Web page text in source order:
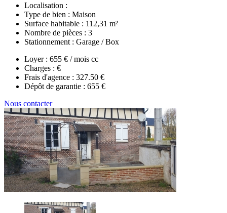
Localisation :
Type de bien : Maison
Surface habitable : 112,31 m²
Nombre de pièces : 3
Stationnement : Garage / Box
Loyer : 655 € / mois cc
Charges : €
Frais d'agence : 327.50 €
Dépôt de garantie : 655 €
Nous contacter